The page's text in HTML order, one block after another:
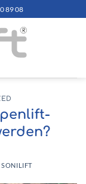
89 08
SONILIFT